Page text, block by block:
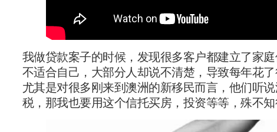
我做贷款案子的时候，发现很多客户都建立了家
不适合自己，大部分人却说不清楚，导致每年花了
尤其是对很多刚来到澳洲的新移民而言，他们听
税，那我也要用这个信托买房，投资等等，殊不知